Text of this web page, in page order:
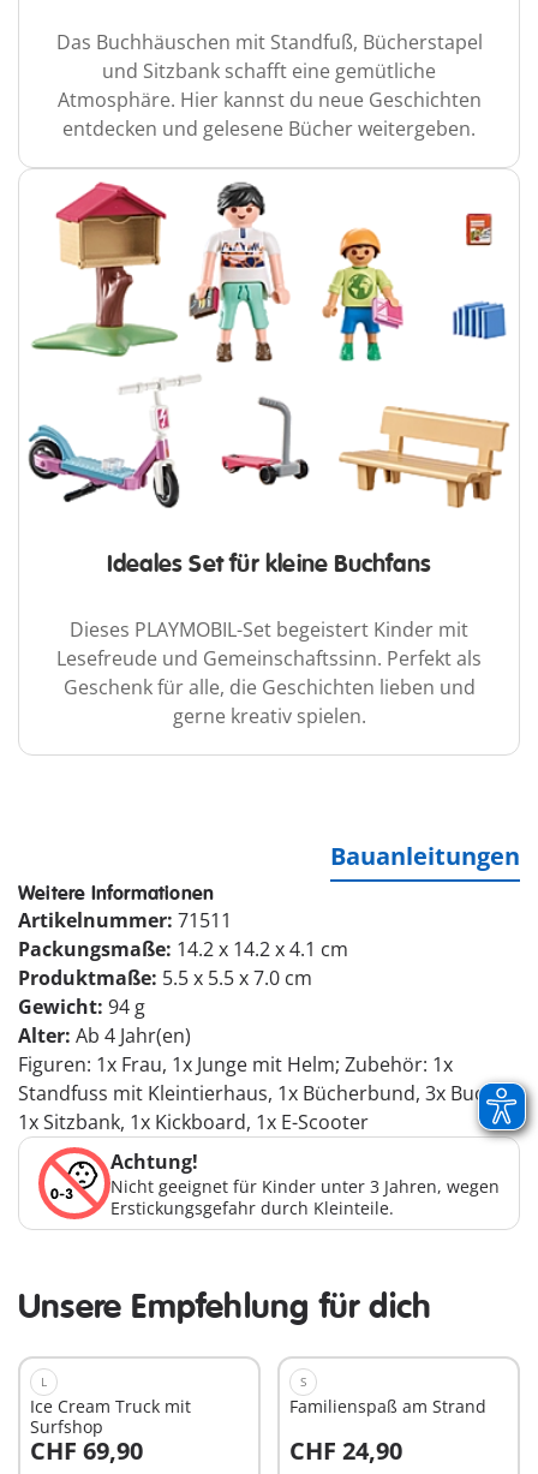
Das Buchhäuschen mit Standfuß, Bücherstapel
und Sitzbank schafft eine gemütliche
Atmosphäre. Hier kannst du neue Geschichten
entdecken und gelesene Bücher weitergeben.
Ideales Set für kleine Buchfans
Dieses PLAYMOBIL-Set begeistert Kinder mit
Lesefreude und Gemeinschaftssinn. Perfekt als
Geschenk für alle, die Geschichten lieben und
gerne kreativ spielen.
Bauanleitungen
Weitere Informationen
Artikelnummer: 71511
Packungsmaße: 14.2 x 14.2 x 4.1 cm
Produktmaße: 5.5 x 5.5 x 7.0 cm
Gewicht: 94 g
Alter: Ab 4 Jahr(en)
Figuren: 1x Frau, 1x Junge mit Helm; Zubehör: 1x
Standfuss mit Kleintierhaus, 1x Bücherbund, 3x Buch,
1x Sitzbank, 1x Kickboard, 1x E-Scooter
Achtung!
Nicht geeignet für Kinder unter 3 Jahren, wegen
Erstickungsgefahr durch Kleinteile.
Unsere Empfehlung für dich
L
Ice Cream Truck mit
Surfshop
CHF 69,90
In den Warenkorb
S
Familienspaß am Strand
CHF 24,90
In den Warenkorb